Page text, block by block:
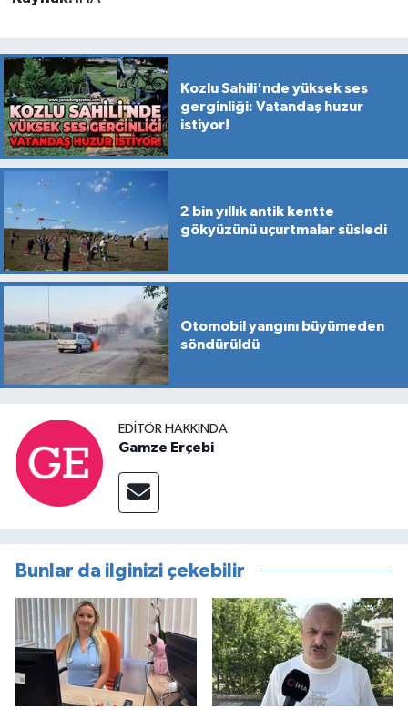
Kozlu Sahili'nde yüksek ses
gerginliği: Vatandaş huzur
istiyor!
2 bin yıllık antik kentte
gökyüzünü uçurtmalar süsledi
Otomobil yangını büyümeden
söndürüldü
EDITÖR HAKKINDA
Gamze Erçebi
Bunlar da ilginizi çekebilir